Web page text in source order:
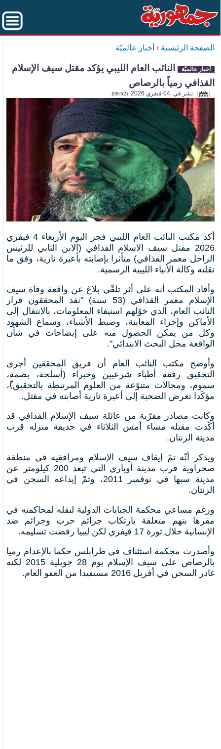
الصفحة الرئيسية › أخبار عالميّة
أخبار عالميّة النائب العام الليبي يؤكد مقتل سيف الإسلام
القذافي رمياً بالرصاص
نشر في 04 فيفري 2026 (08:52)
أكد مكتب النائب العام الليبي فجر اليوم الأربعاء 4 فيفري
2026 مقتل سيف الاسلام القذافي (الابن الثاني للرئيس
الراحل معمر القذافي) متأثرا بإصابته بأعيرة نارية، وفق ما
نقلته وكالة الأنباء الليبية الرسمية.
وأفاد المكتب أنه على أثر تلقّي بلاغ عن واقعة وفاة سيف
الإسلام معمر القذافي (53 سنة) "نفذ المحققون قرار
النائب العام، الذي خوّلهم استيفاء المعلومات، بالانتقال إلى
الأماكن وإجراء المعاينة، وضبط الأشياء، وسماع الشهود
وكل من يمكن الحصول منه على إيضاحات في شأن
الواقعة محل البحث الابتدائي".
وأوضح مكتب النائب العام أن فريق المحققين أجرى
التحقيق رفقة أطباء شرعيين وخبراء (أسلحة، بصمة،
سموم، ومجالات متنوّعة من العلوم المرتبطة بالتحقيق)ّ،
مؤكّدا تعرض الضحية إلى أعيرة نارية أصابته في مقتل.
وكانت مصادر مقرّبة من عائلة سيف الإسلام القذافي قد
أكّدت مقتله مساء أمس الثلاثاء في حديقة منزله قرب
مدينة الزنتان.
ويذكر أنّه تمّ إيقاف سيف الإسلام ومرافقيه في منطقة
صحراوية قرب مدينة أوباري التي تبعد 200 كيلومتر عن
مدينة سبها في نوفمبر 2011، وتمّ إيداعه السجن في
الزنتان.
ورغم مساعي محكمة الجنايات الدولية لنقله لمحاكمته في
مقرها بتهم متعلقة بارتكاب جرائم حرب وجرائم ضد
الإنسانية خلال ثورة 17 فيفري لكن ليبيا رفضت تسليمه.
وأصدرت محكمة استئناف في طرابلس حكما بالإعدام رميا
بالرصاص على سيف الإسلام يوم 28 جويلية 2015 لكنه
غادر السجن في أفريل 2016 مستفيدا من العفو العام.